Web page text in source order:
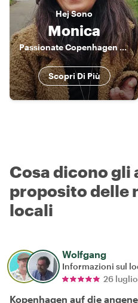
HejSono
Monica
Passionate Copenhagen Guide – Discover Food, Art & Nature with a Local
Scopri Di Più
Cosa dicono gli
proposito delle
locali
Wolfgang
Informazioni sul
26
Kopenhagen auf die